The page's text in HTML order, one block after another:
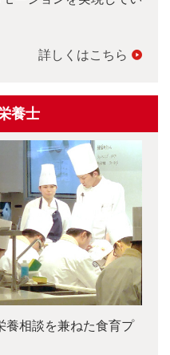
詳しくはこちら
養士
養相談を兼ねた食育プ